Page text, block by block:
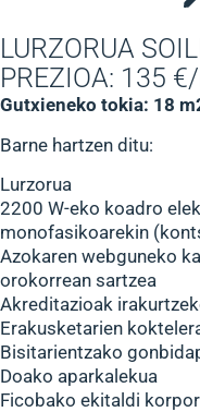
LURZORUA
PREZIOA: 135
Gutxieneko tokia: 18
Barne hartzen ditu:
Lurzorua
2200 W-eko koadro
monofasikoarekin
Azokaren webguneko
orokorrean sartzea
Akreditazioak
Erakusketarien
Bisitarientzako
Doako aparkalekua
Ficobako ekitaldi